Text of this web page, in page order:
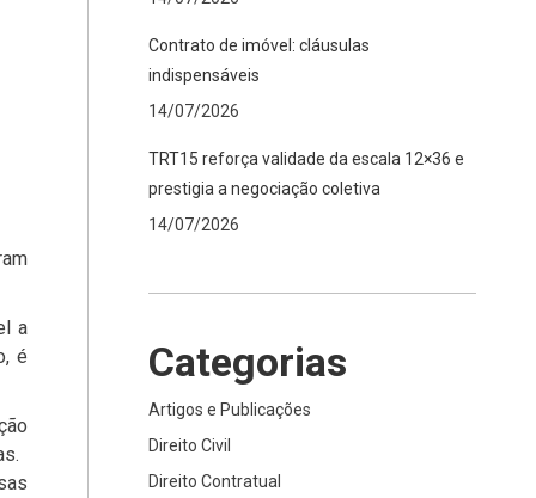
a
é
Contrato de imóvel: cláusulas
indispensáveis
14/07/2026
TRT15 reforça validade da escala 12×36 e
prestigia a negociação coletiva
14/07/2026
Categorias
Artigos e Publicações
Direito Civil
Direito Contratual